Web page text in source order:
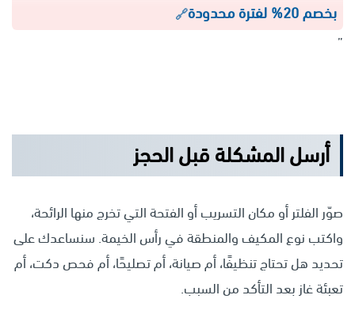
بخصم 20% لفترة محدودة
”
أرسل المشكلة قبل الحجز
صوّر الفلتر أو مكان التسريب أو الفتحة التي تخرج منها الرائحة،
واكتب نوع المكيف والمنطقة في رأس الخيمة. سنساعدك على
تحديد هل تحتاج تنظيفًا، أم صيانة، أم تصليحًا، أم فحص دكت، أم
تعبئة غاز بعد التأكد من السبب.